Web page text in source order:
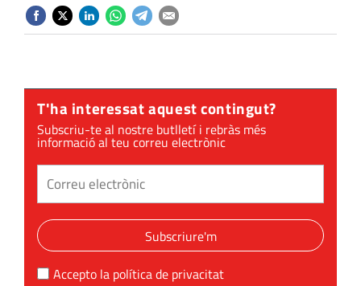
T'ha interessat aquest contingut?
Subscriu-te al nostre butlletí i rebràs més
informació al teu correu electrònic
Subscriure'm
Accepto la política de privacitat